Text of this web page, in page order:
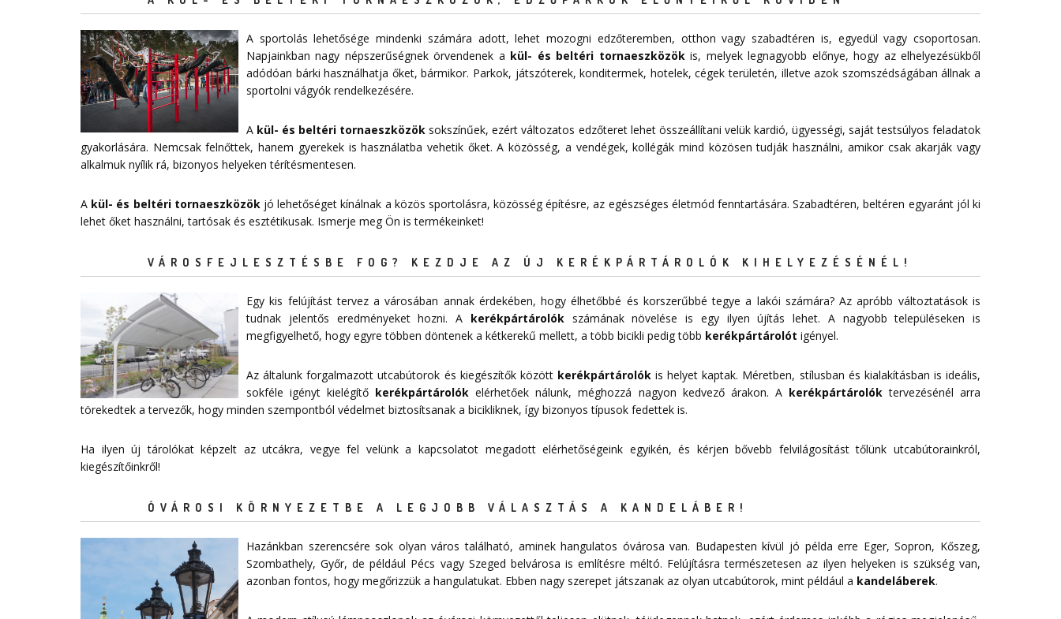
A sportolás lehetősége mindenki számára adott, lehet mozogni edzőteremben, otthon vagy szabadtéren is, egyedül vagy csoportosan.
Napjainkban nagy népszerűségnek örvendenek a kül- és beltéri tornaeszközökis, melyek legnagyobb előnye, hogy az elhelyezésükből
adódóan bárki használhatja őket, bármikor. Parkok, játszóterek, konditermek, hotelek, cégek területén, illetve azok szomszédságában állnak a
sportolni vágyók rendelkezésére.
A kül- és beltéri tornaeszközök sokszínűek, ezért változatos edzőteret lehet összeállítani velük kardió, ügyességi, saját testsúlyos feladatok
gyakorlására. Nemcsak felnőttek, hanem gyerekek is használatba vehetik őket. A közösség, a vendégek, kollégák mind közösen tudják használni, amikor csak akarják vagy
alkalmuk nyílik rá, bizonyos helyeken térítésmentesen.
A kül- és beltéri tornaeszközökjó lehetőséget kínálnak a közös sportolásra, közösség építésre, az egészséges életmód fenntartására. Szabadtéren, beltéren egyaránt jól ki
lehet őket használni, tartósak és esztétikusak. Ismerje meg Ön is termékeinket!
VÁROSFEJLESZTÉSBE FOG? KEZDJE AZ ÚJ KERÉKPÁRTÁROLÓK KIHELYEZÉSÉNÉL!
Egy kis felújítást tervez a városában annak érdekében, hogy élhetőbbé és korszerűbbé tegye a lakói számára? Az apróbb változtatások is
tudnak jelentős eredményeket hozni. A kerékpártárolókszámának növelése is egy ilyen újítás lehet. A nagyobb településeken is
megfigyelhető, hogy egyre többen döntenek a kétkerekű mellett, a több bicikli pedig több kerékpártárolót igényel.
Az általunk forgalmazott utcabútorok és kiegészítők között kerékpártárolókis helyet kaptak. Méretben, stílusban és kialakításban is ideális,
sokféle igényt kielégítő kerékpártárolók elérhetőek nálunk, méghozzá nagyon kedvező árakon. A kerékpártárolóktervezésénél arra
törekedtek a tervezők, hogy minden szempontból védelmet biztosítsanak a bicikliknek, így bizonyos típusok fedettek is.
Ha ilyen új tárolókat képzelt az utcákra, vegye fel velünk a kapcsolatot megadottelérhetőségeink egyikén, és kérjen bővebb felvilágosítást tőlünk utcabútorainkról,
kiegészítőinkről!
ÓVÁROSI KÖRNYEZETBE A LEGJOBB VÁLASZTÁS A KANDELÁBER!
Hazánkban szerencsére sok olyan város található, aminek hangulatos óvárosa van. Budapesten kívül jó példa erre Eger, Sopron, Kőszeg,
Szombathely, Győr, de például Pécs vagy Szeged belvárosa is említésre méltó. Felújításra természetesen az ilyen helyeken is szükség van,
azonban fontos, hogy megőrizzük a hangulatukat. Ebben nagy szerepet játszanak az olyan utcabútorok, mint például a kandeláberek.